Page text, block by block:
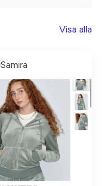
Visa alla
Samira